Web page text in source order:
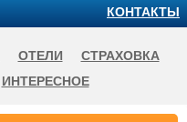
КОНТАКТЫ
ОТЕЛИ
СТРАХОВКА
ИНТЕРЕСНОЕ